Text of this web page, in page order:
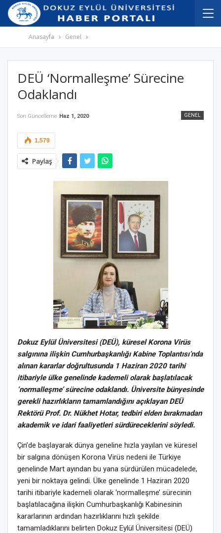
İçeriğe
atla
Navigasyona
atla
Anasayfa Genel
DEÜ ‘Normalleşme’ Sürecine
Odaklandı
GENEL
Son Güncelleme Haz 1, 2020
1.579
Paylaş
Dokuz Eylül Üniversitesi (DEÜ), küresel Korona Virüs
salgınına ilişkin Cumhurbaşkanlığı Kabine Toplantısı’nda
alınan kararlar doğrultusunda 1 Haziran 2020 tarihi
itibariyle ülke genelinde kademeli olarak başlatılacak
‘normalleşme’ sürecine odaklandı. Üniversite bünyesinde
gerekli hazırlıkların tamamlandığını açıklayan DEÜ
Rektörü Prof. Dr. Nükhet Hotar, tedbiri elden bırakmadan
akademik ve idari faaliyetleri sürdüreceklerini söyledi.
Çin’de başlayarak dünya geneline hızla yayılan ve küresel
bir salgına dönüşen Korona Virüs nedeni ile Türkiye
genelinde Mart ayından bu yana sürdürülen mücadelede,
yeni bir noktaya gelindi. Ülke genelinde 1 Haziran 2020
tarihi itibariyle kademeli olarak ‘normalleşme’ sürecinin
başlatılacağına ilişkin Cumhurbaşkanlığı Kabinesinin
kararlarının ardından hazırlıklarını hızlı şekilde
tamamladıklarını belirten Dokuz Eylül Üniversitesi (DEÜ)